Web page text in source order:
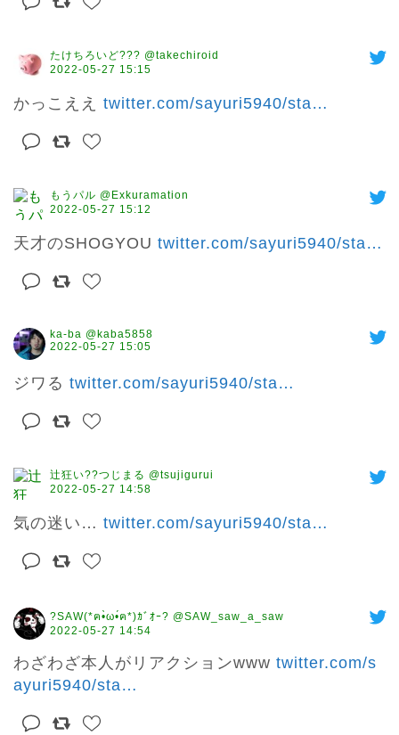
たけちろいど??? @takechiroid
2022-05-27 15:15
かっこええ twitter.com/sayuri5940/sta…
もうパル @Exkuramation
2022-05-27 15:12
天才のSHOGYOU twitter.com/sayuri5940/sta…
ka-ba @kaba5858
2022-05-27 15:05
ジワる twitter.com/sayuri5940/sta…
辻狂い??つじまる @tsujigurui
2022-05-27 14:58
気の迷い… twitter.com/sayuri5940/sta…
?SAW(*ฅ•̀ω•́ฅ*)ｶﾞｵｰ? @SAW_saw_a_saw
2022-05-27 14:54
わざわざ本人がリアクションwww twitter.com/s
ayuri5940/sta…